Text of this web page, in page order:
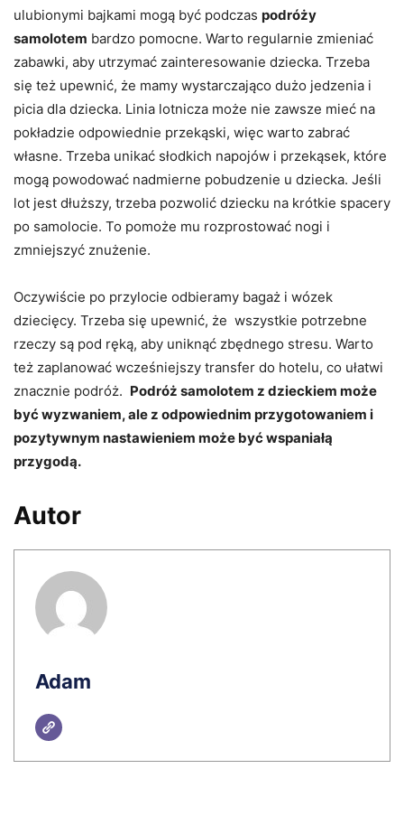
ulubionymi bajkami mogą być podczas podróży
samolotem bardzo pomocne. Warto regularnie zmieniać
zabawki, aby utrzymać zainteresowanie dziecka. Trzeba
się też upewnić, że mamy wystarczająco dużo jedzenia i
picia dla dziecka. Linia lotnicza może nie zawsze mieć na
pokładzie odpowiednie przekąski, więc warto zabrać
własne. Trzeba unikać słodkich napojów i przekąsek, które
mogą powodować nadmierne pobudzenie u dziecka. Jeśli
lot jest dłuższy, trzeba pozwolić dziecku na krótkie spacery
po samolocie. To pomoże mu rozprostować nogi i
zmniejszyć znużenie.
Oczywiście po przylocie odbieramy bagaż i wózek
dziecięcy. Trzeba się upewnić, że wszystkie potrzebne
rzeczy są pod ręką, aby uniknąć zbędnego stresu. Warto
też zaplanować wcześniejszy transfer do hotelu, co ułatwi
znacznie podróż. Podróż samolotem z dzieckiem może
być wyzwaniem, ale z odpowiednim przygotowaniem i
pozytywnym nastawieniem może być wspaniałą
przygodą.
Autor
Adam